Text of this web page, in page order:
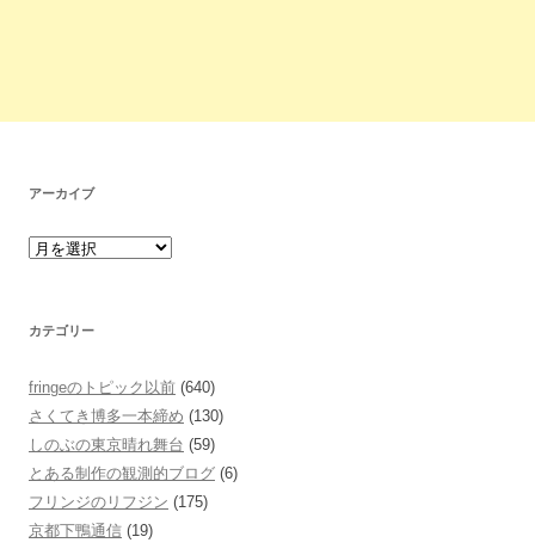
アーカイブ
カテゴリー
fringeのトピック以前 (640)
さくてき博多一本締め (130)
しのぶの東京晴れ舞台 (59)
とある制作の観測的ブログ (6)
フリンジのリフジン (175)
京都下鴨通信 (19)